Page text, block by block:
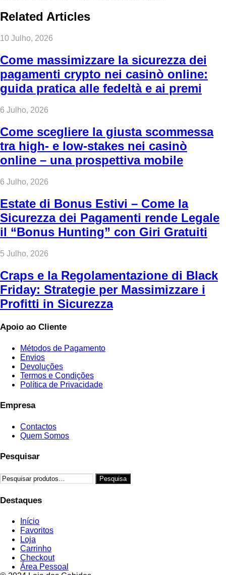
Related Articles
10 Julho, 2026
Come massimizzare la sicurezza dei
pagamenti crypto nei casinò online:
guida pratica alle fedeltà e ai premi
6 Julho, 2026
Come scegliere la giusta scommessa
tra high‑ e low‑stakes nei casinò
online – una prospettiva mobile
6 Julho, 2026
Estate di Bonus Estivi – Come la
Sicurezza dei Pagamenti rende Legale
il “Bonus Hunting” con Giri Gratuiti
5 Julho, 2026
Craps e la Regolamentazione di Black
Friday: Strategie per Massimizzare i
Profitti in Sicurezza
Apoio ao Cliente
Métodos de Pagamento
Envios
Devoluções
Termos e Condições
Política de Privacidade
Empresa
Contactos
Quem Somos
Pesquisar
Pesquisar
por:
Pesquisa
Destaques
Início
Favoritos
Loja
Carrinho
Checkout
Área Pessoal